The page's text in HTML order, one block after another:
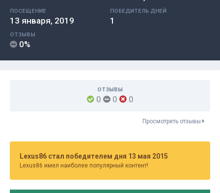
ПОСЕЩЕНИЕ
13 января, 2019
ПОБЕДИТЕЛЬ ДНЕЙ
1
ОТЗЫВЫ
0%
ОТЗЫВЫ
0 0 0
Просмотреть отзывы
Lexus86 стал победителем дня 13 мая 2015
Lexus86 имел наиболее популярный контент!